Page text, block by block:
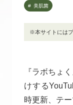
美肌菌
※本サイトには
『ラボちょ
けする
時更新、テ